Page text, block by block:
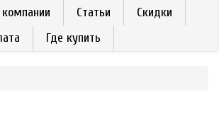
Статьи
Скидки
Где купить